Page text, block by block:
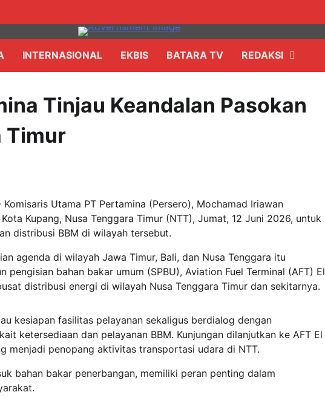
INTERNASIONAL EKBIS BATARA TV REDAKSI
Tinjau Keandalan Pasokan
Timur
Komisaris Utama PT Pertamina (Persero), Mochamad Iriawan
Kupang, Nusa Tenggara Timur (NTT), Jumat, 12 Juni 2026, untuk
distribusi BBM di wilayah tersebut.
agenda di wilayah Jawa Timur, Bali, dan Nusa Tenggara itu
bahan bakar umum (SPBU), Aviation Fuel Terminal (AFT) El
distribusi energi di wilayah Nusa Tenggara Timur dan sekitarnya.
kesiapan fasilitas pelayanan sekaligus berdialog dengan
ketersediaan dan pelayanan BBM. Kunjungan dilanjutkan ke AFT El
menjadi penopang aktivitas transportasi udara di NTT.
bahan bakar penerbangan, memiliki peran penting dalam